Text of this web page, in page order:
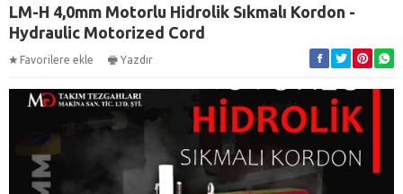
LM-H 4,0mm Motorlu Hidrolik Sıkmalı Kordon -
Hydraulic Motorized Cord
Favorilere ekle Yazdır